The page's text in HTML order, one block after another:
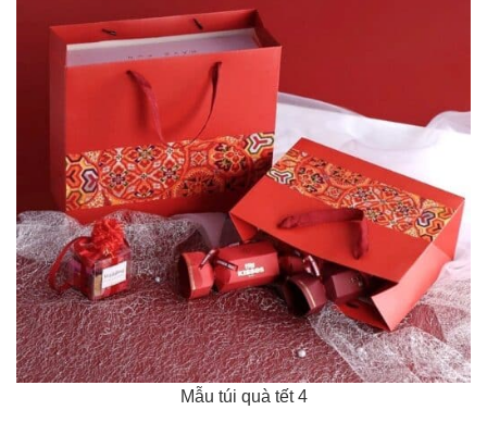
Mẫu túi quà tết 4